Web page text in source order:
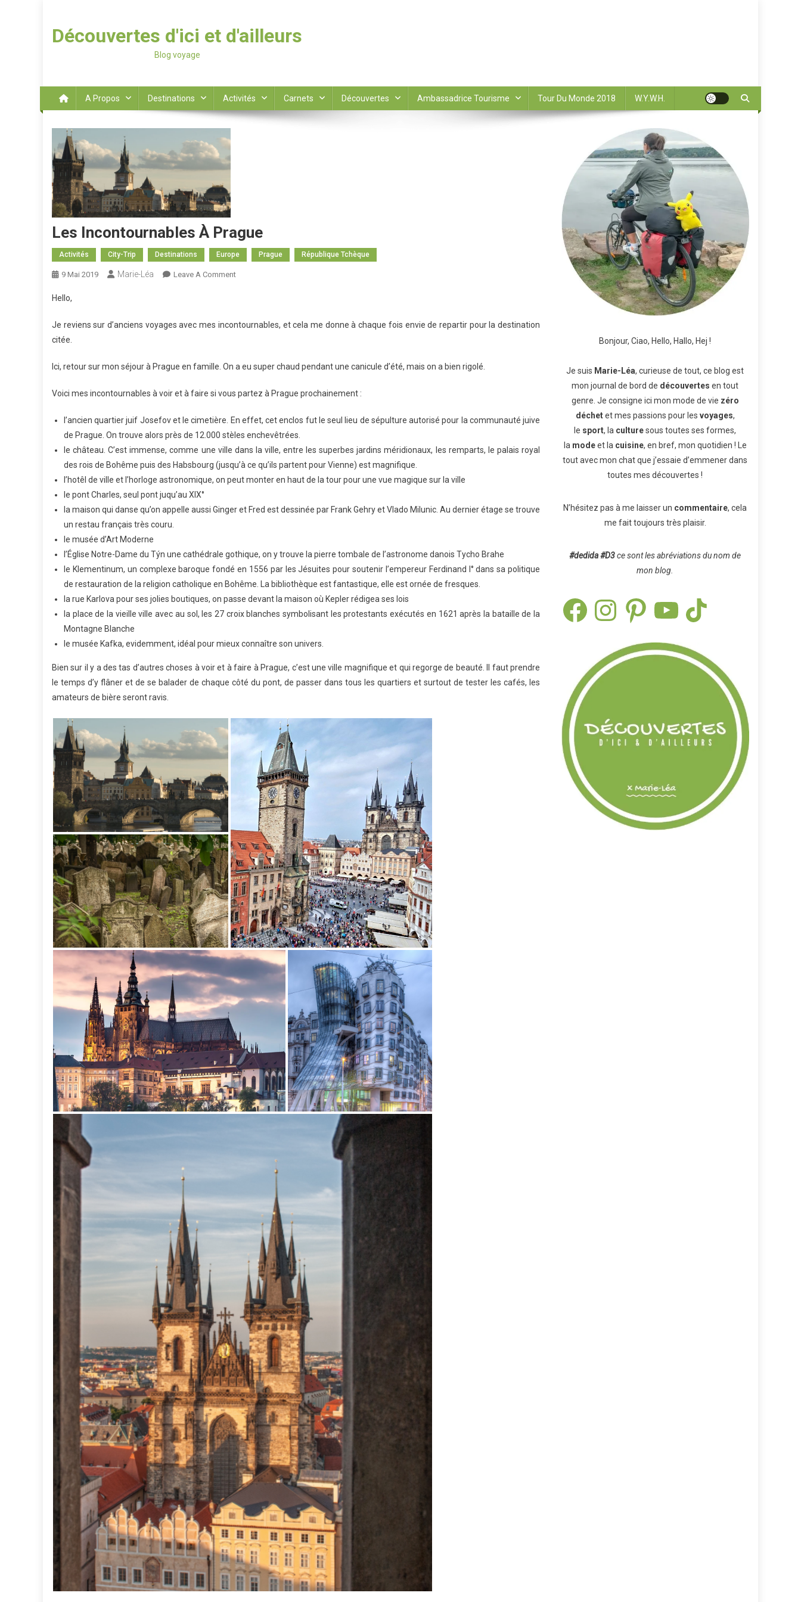
Découvertes d'ici et d'ailleurs
Blog voyage
A Propos Destinations Activités Carnets Découvertes Ambassadrice Tourisme Tour Du Monde 2018 W.Y.W.H.
Les Incontournables À Prague
Activités City-Trip Destinations Europe Prague République Tchèque
9 Mai 2019 Marie-Léa Leave A CommentOn
Prague
Hello,
Je reviens sur d’anciens voyages avec mes incontournables, et cela me donne à chaque fois envie de repartir pour la destination
citée.
Ici, retour sur mon séjour à Prague en famille. On a eu super chaud pendant une canicule d’été, mais on a bien rigolé.
Voici mes incontournables à voir et à faire si vous partez à Prague prochainement :
l’ancien quartier juif Josefov et le cimetière. En effet, cet enclos fut le seul lieu de sépulture autorisé pour la communauté juive
de Prague. On trouve alors près de 12.000 stèles enchevêtrées.
le château. C’est immense, comme une ville dans la ville, entre les superbes jardins méridionaux, les remparts, le palais royal
des rois de Bohême puis des Habsbourg (jusqu’à ce qu’ils partent pour Vienne) est magnifique.
l’hotêl de ville et l’horloge astronomique, on peut monter en haut de la tour pour une vue magique sur la ville
le pont Charles, seul pont juqu’au XIX°
la maison qui danse qu’on appelle aussi Ginger et Fred est dessinée par Frank Gehry et Vlado Milunic. Au dernier étage se trouve
un restau français très couru.
le musée d’Art Moderne
l’Église Notre-Dame du Týn une cathédrale gothique, on y trouve la pierre tombale de l’astronome danois Tycho Brahe
le Klementinum, un complexe baroque fondé en 1556 par les Jésuites pour soutenir l’empereur Ferdinand I° dans sa politique
de restauration de la religion catholique en Bohême. La bibliothèque est fantastique, elle est ornée de fresques.
la rue Karlova pour ses jolies boutiques, on passe devant la maison où Kepler rédigea ses lois
la place de la vieille ville avec au sol, les 27 croix blanches symbolisant les protestants exécutés en 1621 après la bataille de la
Montagne Blanche
le musée Kafka, evidemment, idéal pour mieux connaître son univers.
Bien sur il y a des tas d’autres choses à voir et à faire à Prague, c’est une ville magnifique et qui regorge de beauté. Il faut prendre
le temps d’y flâner et de se balader de chaque côté du pont, de passer dans tous les quartiers et surtout de tester les cafés, les
amateurs de bière seront ravis.
Bonjour, Ciao, Hello, Hallo, Hej !
Je suis Marie-Léa, curieuse de tout, ce blog est
mon journal de bord de découvertes en tout
genre. Je consigne ici mon mode de vie zéro
déchetet mes passions pour les voyages,
le sport, la culturesous toutes ses formes,
la modeet la cuisine, en bref, mon quotidien ! Le
tout avec mon chat que j’essaie d’emmener dans
toutes mes découvertes !
N’hésitez pas à me laisser un commentaire, cela
me fait toujours très plaisir.
#dedida#D3ce sont les abréviations du nom de
mon blog.
FacebookInstagramPinterest TikTok